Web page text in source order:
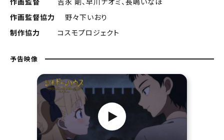
作画監督協力
野々下いおり
制作協力
コスモプロジェクト
予告映像